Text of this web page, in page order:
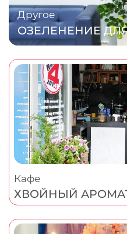
Другое
ОЗЕЛЕНЕНИЕ
Кафе
ХВОЙНЫЙ